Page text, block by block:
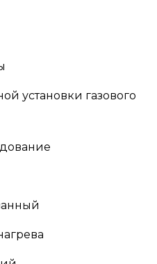
установки газового